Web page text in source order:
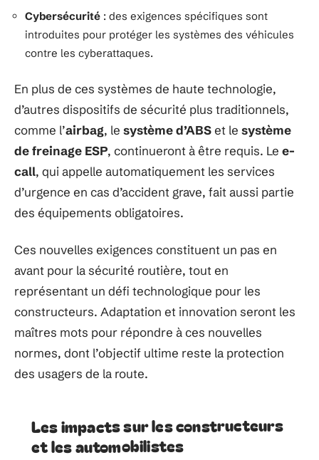
Cybersécurité : des exigences spécifiques sont
introduites pour protéger les systèmes des véhicules
contre les cyberattaques.
En plus de ces systèmes de haute technologie,
d’autres dispositifs de sécurité plus traditionnels,
comme l’airbag, le système d’ABSet le système
de freinage ESP, continueront à être requis. Le e-
call, qui appelle automatiquement les services
d’urgence en cas d’accident grave, fait aussi partie
des équipements obligatoires.
Ces nouvelles exigences constituent un pas en
avant pour la sécurité routière, tout en
représentant un défi technologique pour les
constructeurs. Adaptation et innovation seront les
maîtres mots pour répondre à ces nouvelles
normes, dont l’objectif ultime reste la protection
des usagers de la route.
Les impacts sur les constructeurs
et les automobilistes